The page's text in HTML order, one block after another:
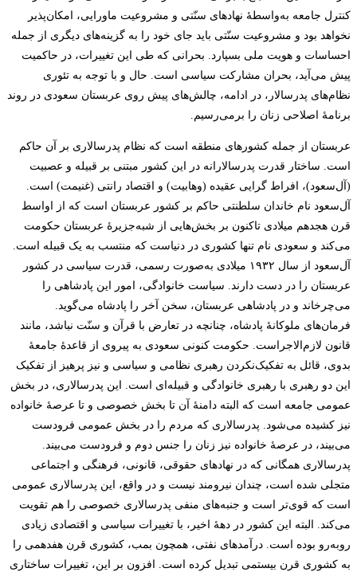
کنترل جامعه به‌واسطۀ نهادهای سنّتی و مشروعیت ماورایی، امکان‌پذیر
نخواهد بود و مشروعیت سنّتی باید جای خود را به گزینه‌های دیگری از جمله
احساسات و هویت ملی بسپارد. بحرانی که طی این تغییرات، در حاکمیت
پیش می‌آید، بحران مشارکت سیاسی است. حال و با توجه به تئوری
نظام‌های پدرسالار، در ادامه، چالش‌های پیش روی عربستان سعودی در روند
برنامۀ اصلاحی زنان را برمی‌رسیم.
عربستان از جمله کشورهای منطقه است که نظام پدرسالاری بر آن حاکم
است. ساختار قدرت پدرسالارانه در این کشور مبتنی بر قبیله و عصبیت
(آل‌سعود)، افراط گرایی عقیده (وهابیت) و اقتصاد رانتی (غنیمت) است.
آل‌سعود نام خاندان سلطنتی حاکم بر کشور عربستان است که از اواسط
قرن هجدهم میلادی تاکنون بر بخش‌هایی از شبه‌جزیرۀ عربستان حکومت
می‌کند و سعودی نام تنها کشوری در دنیاست که منتسب به یک قبیله است.
آل‌سعود از سال ۱۹۳۲ میلادی به‌صورت رسمی، قدرت سیاسی در کشور
عربستان را در دست دارند. سیاست خانوادگی، امور این پادشاهی را
می‌چرخاند و در پادشاهی عربستان، سخن آخر را پادشاه می‌گوید.
فرمان‌های ملوکانۀ پادشاه، چنانچه در تعارض با قرآن و سنّت نباشد، مانند
قانون لازم‌الاجراست. حکومت کنونی سعودی به پیروی از قاعدۀ جامعۀ
بدوی، قائل به تفکیک‌نکردن رهبری نظامی و سیاسی و نیز پرهیز از تفکیک
این دو رهبری با رهبری خانوادگی و قبیله‌ای است. این پدرسالاری، در بخش
عمومی جامعه است که البته دامنۀ آن تا بخش خصوصی و تا عرصۀ خانواده
نیز کشیده می‌شود. پدرسالاری که مردم را در بخش عمومی فرودست
می‌بیند، در عرصۀ خانواده نیز زنان را جنس دوم و فرودست می‌بیند.
پدرسالاری همگانی که در نهادهای حقوقی، قانونی، فرهنگی و اجتماعی
متجلی شده است، چندان نیرومند نیست و در واقع، این پدرسالاری عمومی
است که قوی‌تر است و جنبه‌های منفی پدرسالاری خصوصی را هم تقویت
می‌کند. البته این کشور در دهۀ اخیر، با تغییرات سیاسی و اقتصادی زیادی
روبه‌رو بوده است. درآمدهای نفتی، همچون بمب، کشوری قرن هفدهمی را
به کشوری قرن بیستمی تبدیل کرده است. افزون بر این، تغییرات ساختاری